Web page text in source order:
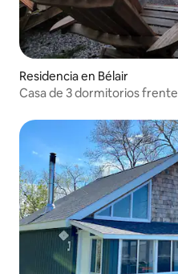
Residencia en Bélair
Casa de 3 dormitorios